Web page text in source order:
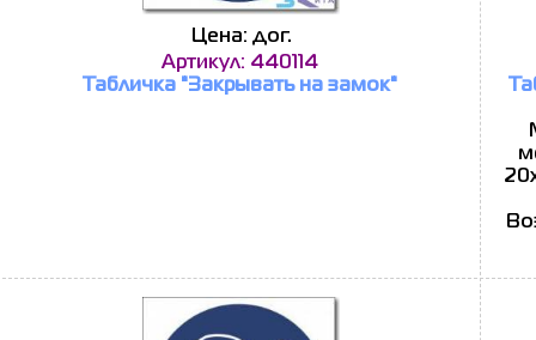
Цена: дог.
Артикул: 440114
Табличка "Закрывать на замок"